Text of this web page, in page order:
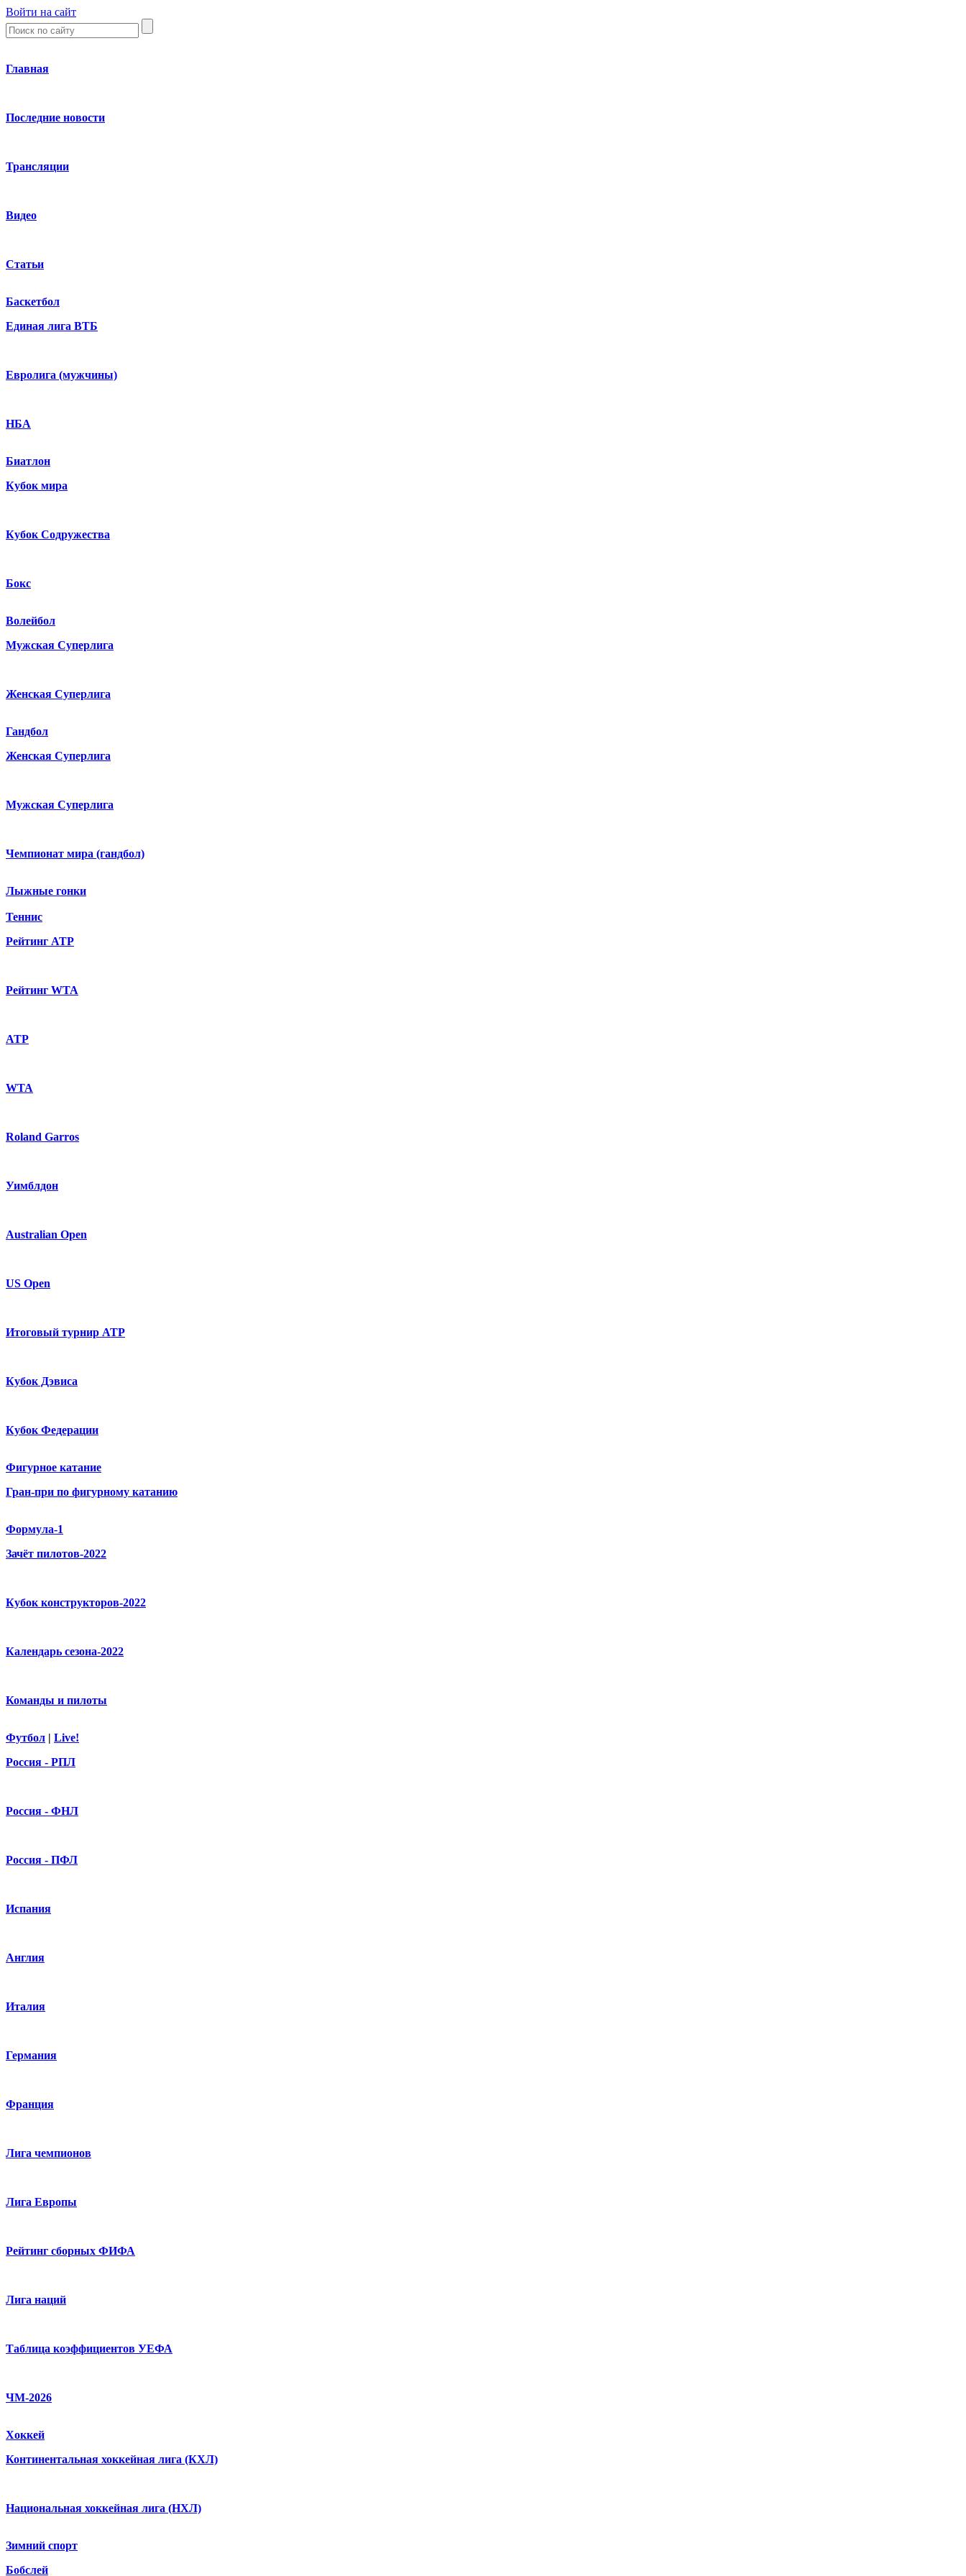
Войти на сайт
Главная
Последние новости
Трансляции
Видео
Статьи
Баскетбол
Единая лига ВТБ
Евролига (мужчины)
НБА
Биатлон
Кубок мира
Кубок Содружества
Бокс
Волейбол
Мужская Суперлига
Женская Суперлига
Гандбол
Женская Суперлига
Мужская Суперлига
Чемпионат мира (гандбол)
Лыжные гонки
Теннис
Рейтинг ATP
Рейтинг WTA
ATP
WTA
Roland Garros
Уимблдон
Australian Open
US Open
Итоговый турнир ATP
Кубок Дэвиса
Кубок Федерации
Фигурное катание
Гран-при по фигурному катанию
Формула-1
Зачёт пилотов-2022
Кубок конструкторов-2022
Календарь сезона-2022
Команды и пилоты
Футбол | Live!
Россия - РПЛ
Россия - ФНЛ
Россия - ПФЛ
Испания
Англия
Италия
Германия
Франция
Лига чемпионов
Лига Европы
Рейтинг сборных ФИФА
Лига наций
Таблица коэффициентов УЕФА
ЧМ-2026
Хоккей
Континентальная хоккейная лига (КХЛ)
Национальная хоккейная лига (НХЛ)
Зимний спорт
Бобслей